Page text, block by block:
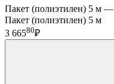
Пакет (полиэтилен) 5 м —
Пакет (полиэтилен) 5 м
3 66580₽